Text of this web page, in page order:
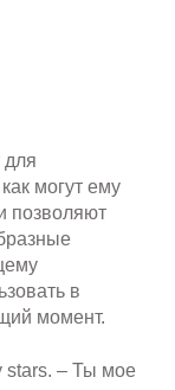
для
могут ему
позволяют
в
момент.
stars. – Ты мое